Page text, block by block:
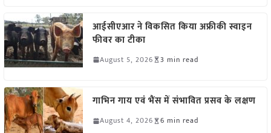
आईसीएआर ने विकसित किया अफ्रीकी स्वाइन
फीवर का टीका
August 5, 2026 3 min read
गाभिन गाय एवं भैंस में संभावित प्रसव के लक्षण
August 4, 2026 6 min read